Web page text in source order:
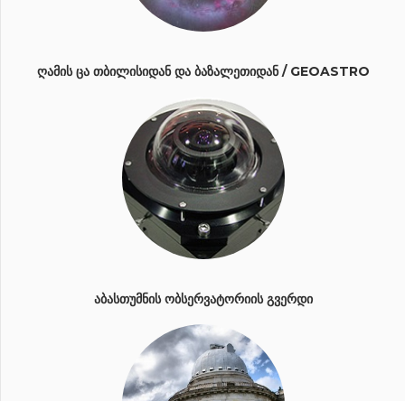
ᲦᲐᲛᲘᲡ ᲪᲐ ᲗᲑᲘᲚᲘᲡᲘᲓᲐᲜ ᲓᲐ ᲑᲐᲖᲐᲚᲔᲗᲘᲓᲐᲜ / GEOASTRO
ᲐᲑᲐᲡᲗᲣᲛᲜᲘᲡ ᲝᲑᲡᲔᲠᲕᲐᲢᲝᲠᲘᲘᲡ ᲒᲕᲔᲠᲓᲘ